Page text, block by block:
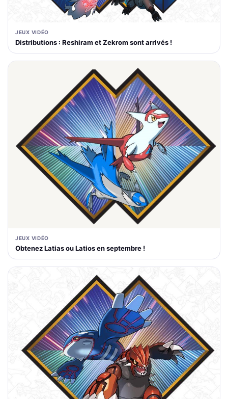
JEUX VIDÉO
Distributions : Reshiram et Zekrom sont arrivés !
JEUX VIDÉO
Obtenez Latias ou Latios en septembre !